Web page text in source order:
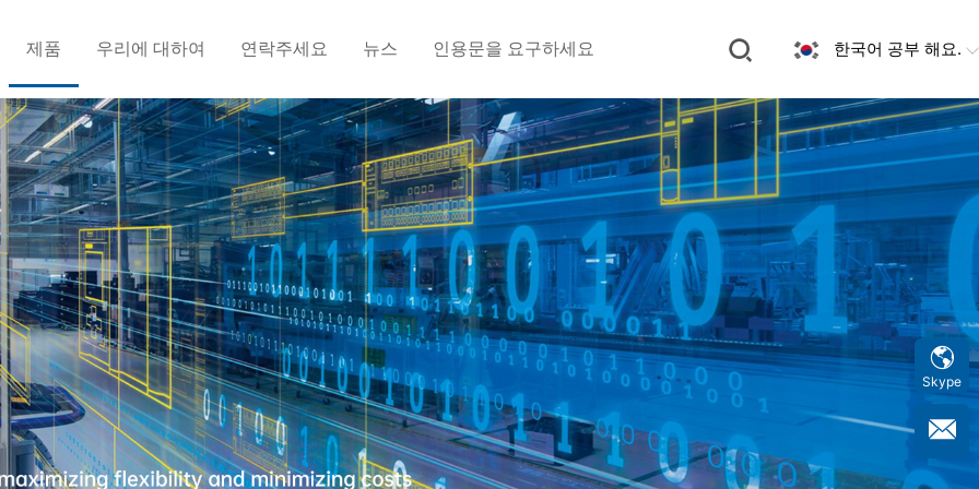
한국어 공부 해요.
제품 우리에 대하여 연락주세요 뉴스 인용문을 요구하세요
Skype